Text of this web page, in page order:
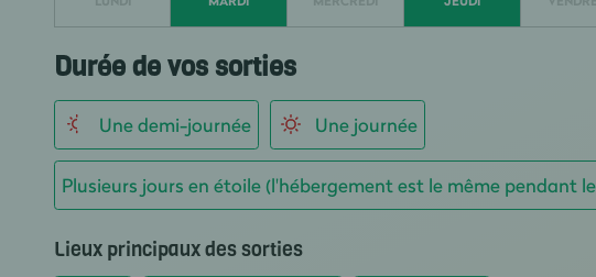
Durée de vos sorties
Une demi-journée Une journée
Plusieurs jours en étoile (l'hébergement est le même pendant
Lieux principaux des sorties